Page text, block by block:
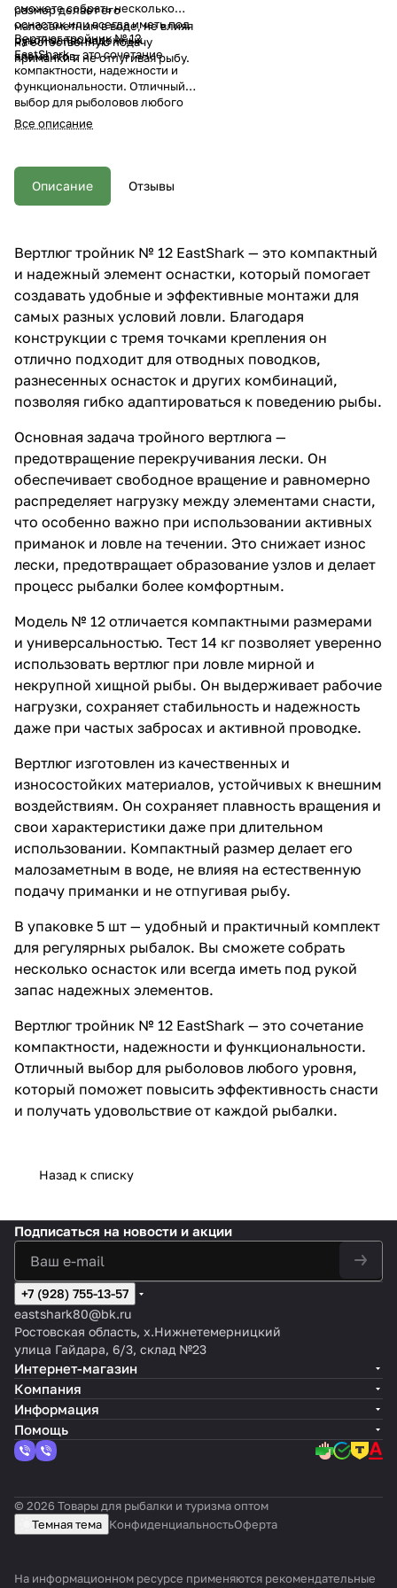
размер делает его
малозаметным в воде, не влияя
на естественную подачу
приманки и не отпугивая рыбу.
сможете собрать несколько
оснасток или всегда иметь под
рукой запас надежных
элементов.
Вертлюг тройник № 12
EastShark — это сочетание
компактности, надежности и
функциональности. Отличный
выбор для рыболовов любого
уровня, который поможет
повысить эффективность снасти
каждой рыбалки.
Все описание
Описание Отзывы
Вертлюг тройник № 12 EastShark — это компактный
и надежный элемент оснастки, который помогает
создавать удобные и эффективные монтажи для
самых разных условий ловли. Благодаря
конструкции с тремя точками крепления он
отлично подходит для отводных поводков,
разнесенных оснасток и других комбинаций,
позволяя гибко адаптироваться к поведению рыбы.
Основная задача тройного вертлюга —
предотвращение перекручивания лески. Он
обеспечивает свободное вращение и равномерно
распределяет нагрузку между элементами снасти,
что особенно важно при использовании активных
приманок и ловле на течении. Это снижает износ
лески, предотвращает образование узлов и делает
процесс рыбалки более комфортным.
Модель № 12 отличается компактными размерами
и универсальностью. Тест 14 кг позволяет уверенно
использовать вертлюг при ловле мирной и
некрупной хищной рыбы. Он выдерживает рабочие
нагрузки, сохраняет стабильность и надежность
даже при частых забросах и активной проводке.
Вертлюг изготовлен из качественных и
износостойких материалов, устойчивых к внешним
воздействиям. Он сохраняет плавность вращения и
свои характеристики даже при длительном
использовании. Компактный размер делает его
малозаметным в воде, не влияя на естественную
подачу приманки и не отпугивая рыбу.
В упаковке 5 шт — удобный и практичный комплект
для регулярных рыбалок. Вы сможете собрать
несколько оснасток или всегда иметь под рукой
запас надежных элементов.
Вертлюг тройник № 12 EastShark — это сочетание
компактности, надежности и функциональности.
Отличный выбор для рыболовов любого уровня,
который поможет повысить эффективность снасти
и получать удовольствие от каждой рыбалки.
Назад к списку
Подписаться на новости и акции
+7 (928) 755-13-57
eastshark80@bk.ru
Ростовская область, х.Нижнетемерницкий
улица Гайдара, 6/3, склад №23
Интернет-магазин
Компания
Информация
Помощь
© 2026 Товары для рыбалки и туризма оптом
Темная тема КонфиденциальностьОферта
На информационном ресурсе применяются рекомендательные